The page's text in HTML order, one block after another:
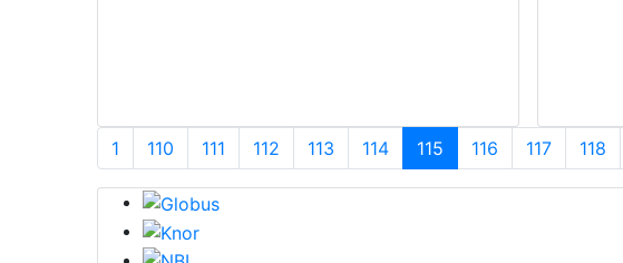
1 110 111 112 113 114 115 116 117 118